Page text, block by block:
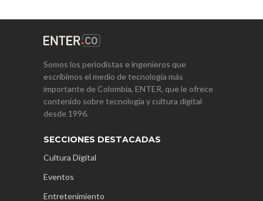
Somos los periodistas e ingenieros que
escribimos el medio de tecnología más
importante de Colombia, ENTER, que le ofrece
contenido sobre tecnología y cultura digital
desde 1996.
SECCIONES DESTACADAS
Cultura Digital
Eventos
Entretenimiento